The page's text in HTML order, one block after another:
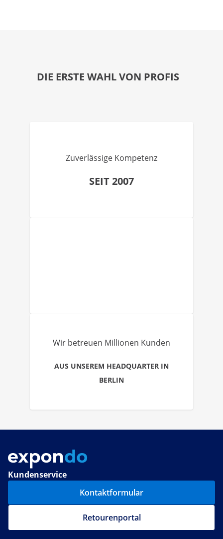
DIE ERSTE WAHL VON PROFIS
Zuverlässige Kompetenz
SEIT 2007
Wir betreuen Millionen Kunden
AUS UNSEREM HEADQUARTER IN
BERLIN
Kundenservice
Kontaktformular
Retourenportal